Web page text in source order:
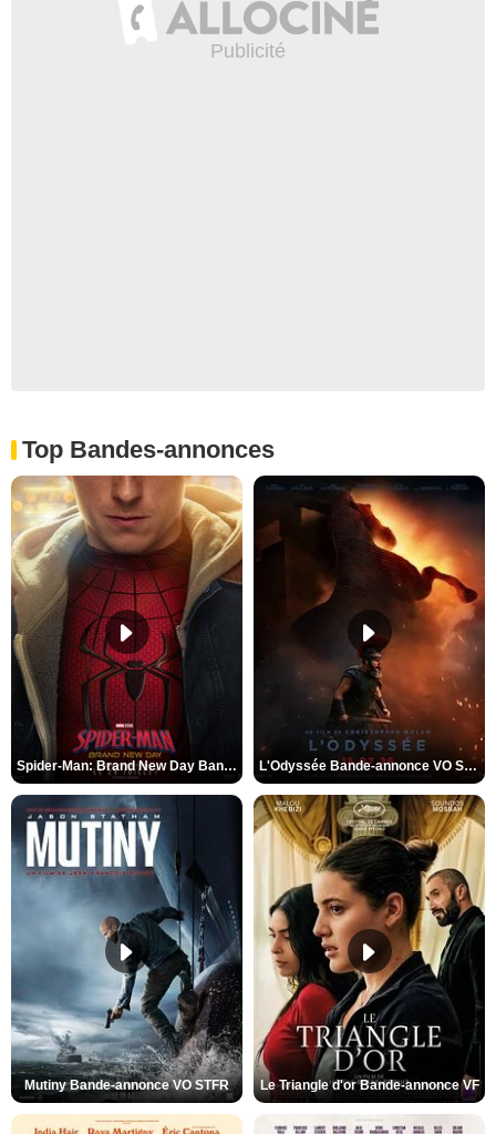
Top Bandes-annonces
Spider-Man: Brand New Day Bande-annonce VO STFR L'Odyssée Bande-annonce VO STFR
Mutiny Bande-annonce VO STFR Le Triangle d'or Bande-annonce VF